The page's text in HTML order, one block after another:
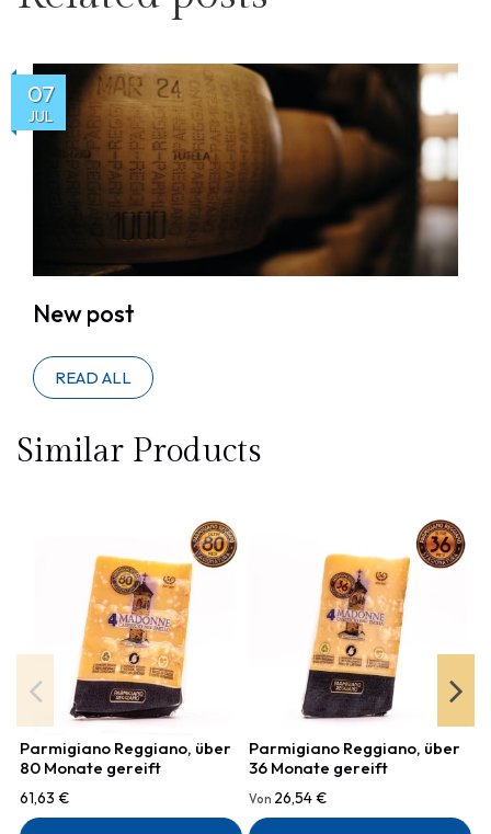
07
JUL
New post
READ ALL
Similar Products
Parmigiano Reggiano, über
80 Monate gereift
61,63 €
Parmigiano Reggiano, über
36 Monate gereift
Von 26,54 €